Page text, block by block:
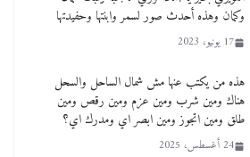
وكمان وهذه أحدث صور لسمر وابنتها وحفيدتها
17 يونيو، 2023
هذه من يكتب عنها مش شمال الساحل والسحل
هناك ومين شرب ومين عزم ومين رقص ومين
طلق ومين اتجوز ومين ابصر اي ومدرك اي؟
24 أغسطس، 2025